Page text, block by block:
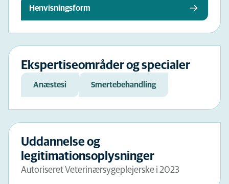
Henvisningsform
Ekspertiseområder og specialer
Anæstesi Smertebehandling
Uddannelse og
legitimationsoplysninger
Autoriseret Veterinærsygeplejerske i 2023